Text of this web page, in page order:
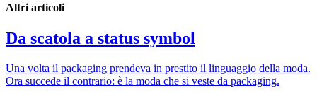
Altri articoli
Da scatola a status symbol
Una volta il packaging prendeva in prestito il linguaggio della moda.
Ora succede il contrario: è la moda che si veste da packaging.